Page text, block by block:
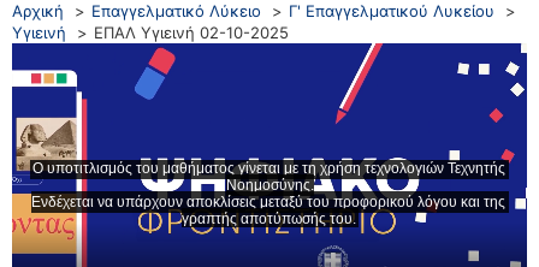
Αρχική Επαγγελματικό Λύκειο
Γ' Επαγγελματικού Λυκείου
Υγιεινή
ΕΠΑΛ Υγιεινή 02-10-2025